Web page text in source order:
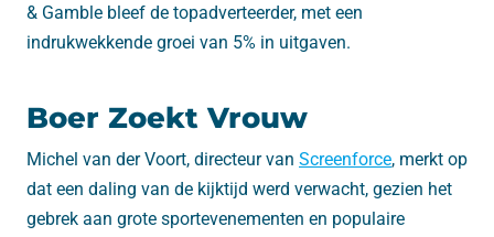
& Gamble bleef de topadverteerder, met een
indrukwekkende groei van 5% in uitgaven.
Boer Zoekt Vrouw
Michel van der Voort, directeur van Screenforce, merkt op
dat een daling van de kijktijd werd verwacht, gezien het
gebrek aan grote sportevenementen en populaire